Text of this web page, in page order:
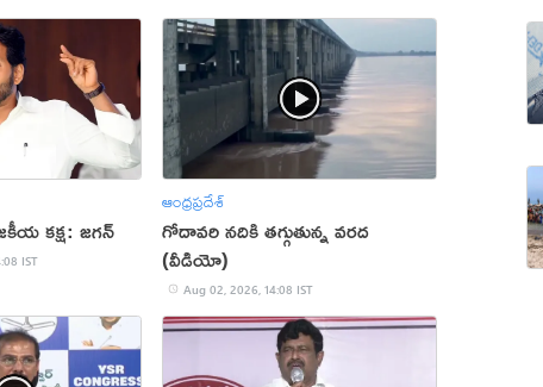
కక్ష: జగన్
IST
ఆంధ్రప్రదేశ్
గోదావరి నదికి తగ్గుతున్న వరద
(వీడియో)
Aug 02, 2026, 14:08 IST